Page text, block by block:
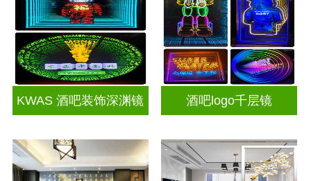
KWAS 酒吧装饰深渊镜 酒吧logo千层镜